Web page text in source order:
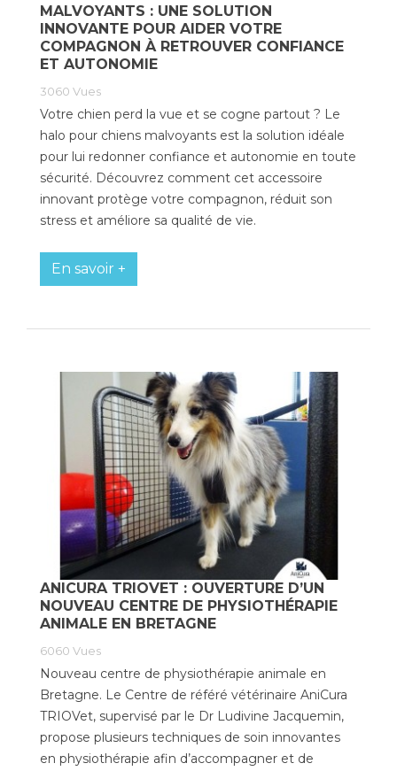
MALVOYANTS : UNE SOLUTION
INNOVANTE POUR AIDER VOTRE
COMPAGNON À RETROUVER CONFIANCE
ET AUTONOMIE
3060 Vues
Votre chien perd la vue et se cogne partout ? Le
halo pour chiens malvoyants est la solution idéale
pour lui redonner confiance et autonomie en toute
sécurité. Découvrez comment cet accessoire
innovant protège votre compagnon, réduit son
stress et améliore sa qualité de vie.
En savoir +
ANICURA TRIOVET : OUVERTURE D’UN
NOUVEAU CENTRE DE PHYSIOTHÉRAPIE
ANIMALE EN BRETAGNE
6060 Vues
Nouveau centre de physiothérapie animale en
Bretagne. Le Centre de référé vétérinaire AniCura
TRIOVet, supervisé par le Dr Ludivine Jacquemin,
propose plusieurs techniques de soin innovantes
en physiothérapie afin d’accompagner et de
Poids de jambe